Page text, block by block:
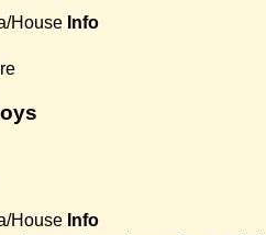
House Info
House Info